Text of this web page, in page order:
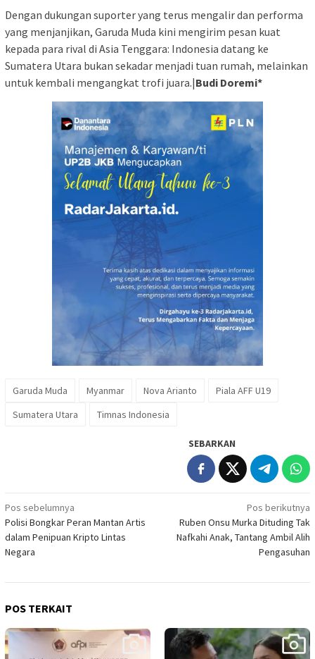
Dengan dukungan suporter yang terus mengalir dan performa
yang menjanjikan, Garuda Muda kini mengirim pesan kuat
kepada para rival di Asia Tenggara: Indonesia datang ke
Sumatera Utara bukan sekadar menjadi tuan rumah, melainkan
untuk kembali mengangkat trofi juara.|Budi Doremi*
Garuda Muda Myanmar Nova Arianto
Piala AFF U19
Sumatera Utara
Timnas Indonesia
SEBARKAN
Navigasi
pos
Pos sebelumnya
Polisi Bongkar Peran Mantan Artis
dalam Penipuan Kripto Lintas
Negara
Pos berikutnya
Ruben Onsu Murka Dituding Tak
Nafkahi Anak, Tantang Ambil Alih
Pengasuhan
POS TERKAIT